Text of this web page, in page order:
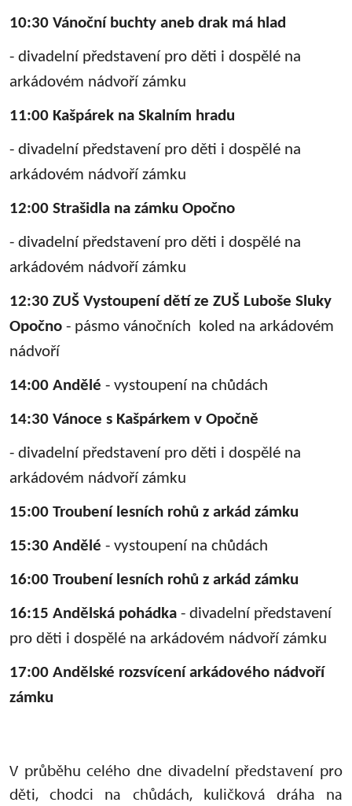
10:30 Vánoční buchty aneb drak má hlad
- divadelní představení pro děti i dospělé na
arkádovém nádvoří zámku
11:00 Kašpárek na Skalním hradu
- divadelní představení pro děti i dospělé na
arkádovém nádvoří zámku
12:00 Strašidla na zámku Opočno
- divadelní představení pro děti i dospělé na
arkádovém nádvoří zámku
12:30 ZUŠ Vystoupení dětí ze ZUŠ Luboše Sluky
Opočno - pásmo vánočních koled na arkádovém
nádvoří
14:00 Andělé - vystoupení na chůdách
14:30 Vánoce s Kašpárkem v Opočně
- divadelní představení pro děti i dospělé na
arkádovém nádvoří zámku
15:00 Troubení lesních rohů z arkád zámku
15:30 Andělé - vystoupení na chůdách
16:00 Troubení lesních rohů z arkád zámku
16:15 Andělská pohádka - divadelní představení
pro děti i dospělé na arkádovém nádvoří zámku
17:00 Andělské rozsvícení arkádového nádvoří
zámku
V průběhu celého dne divadelní představení pro
děti, chodci na chůdách, kuličková dráha na